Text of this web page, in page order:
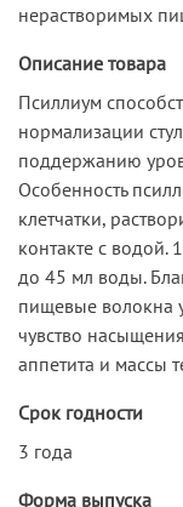
нерастворимых
Описание товара
Псиллиум
нормализации
поддержанию
Особенность
клетчатки,
контакте с водой.
до 45 мл воды.
пищевые волокна
чувство
аппетита и массы
Срок годности
3 года
Форма выпуска